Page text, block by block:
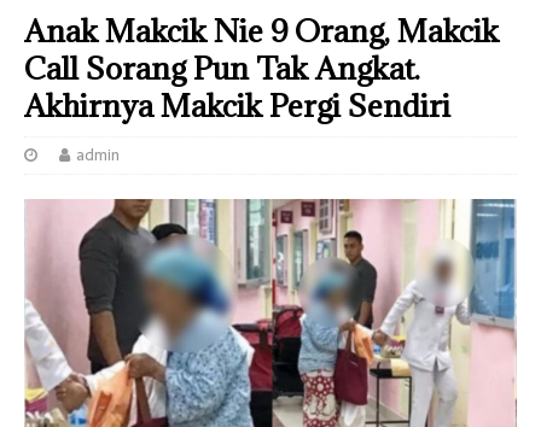
Anak Makcik Nie 9 Orang, Makcik
Call Sorang Pun Tak Angkat.
Akhirnya Makcik Pergi Sendiri
admin